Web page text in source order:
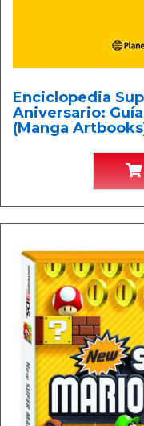
Enciclopedia
Aniversario:
(Manga